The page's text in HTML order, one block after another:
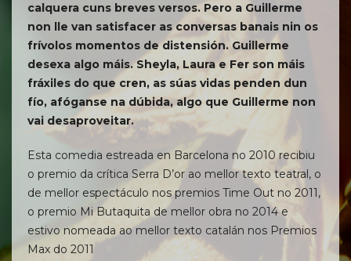
calquera cuns breves versos. Pero a Guillerme
non lle van satisfacer as conversas banais nin os
frívolos momentos de distensión. Guillerme
desexa algo máis. Sheyla, Laura e Fer son máis
fráxiles do que cren, as súas vidas penden dun
fío, afóganse na dúbida, algo que Guillerme non
vai desaproveitar.
Esta comedia estreada en Barcelona no 2010 recibiu
o premio da crítica Serra D’or ao mellor texto teatral, o
de mellor espectáculo nos premios Time Out no 2011,
o premio Mi Butaquita de mellor obra no 2014 e
estivo nomeada ao mellor texto catalán nos Premios
Max do 2011